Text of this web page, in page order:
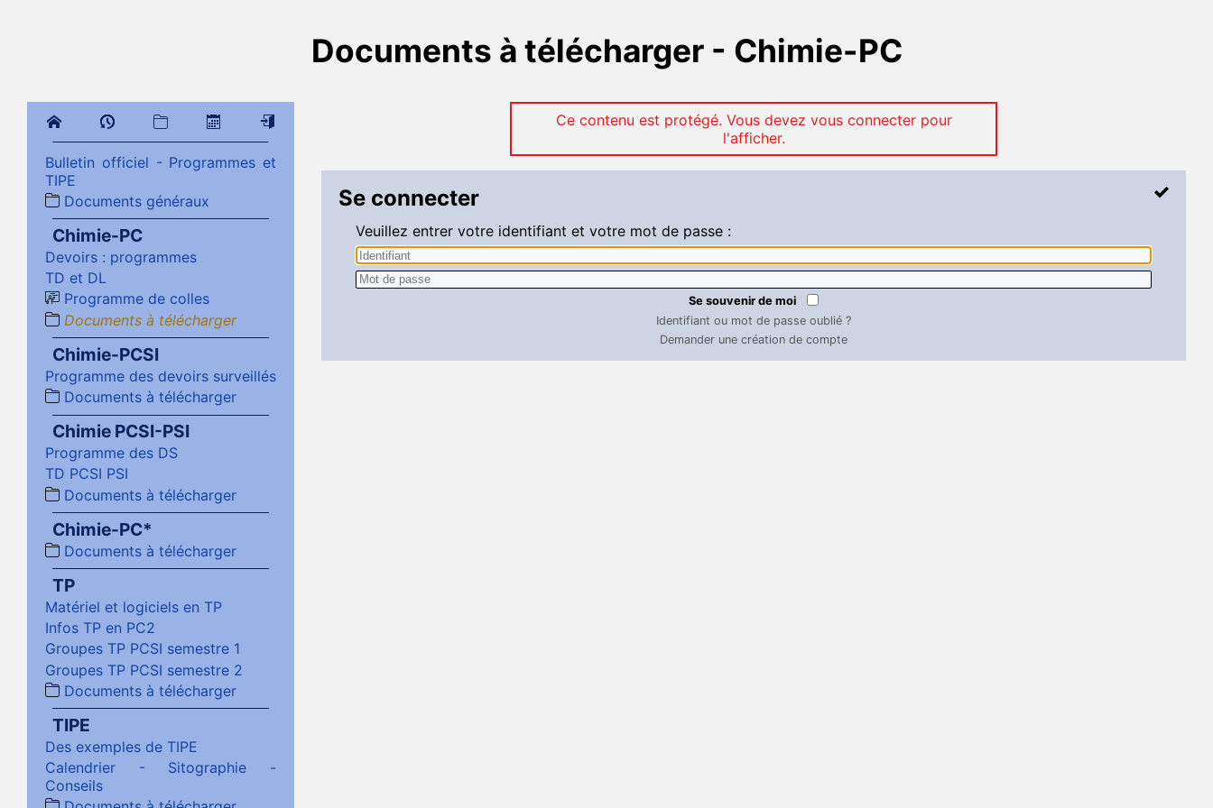
Documents à télécharger - Chimie-PC
Bulletin officiel - Programmes et
TIPE
Documents généraux
Chimie-PC
Devoirs : programmes
TD et DL
Programme de colles
Documents à télécharger
Chimie-PCSI
Programme des devoirs surveillés
Documents à télécharger
Chimie PCSI-PSI
Programme des DS
TD PCSI PSI
Documents à télécharger
Chimie-PC*
Documents à télécharger
TP
Matériel et logiciels en TP
Infos TP en PC2
Groupes TP PCSI semestre 1
Groupes TP PCSI semestre 2
Documents à télécharger
TIPE
Des exemples de TIPE
Calendrier - Sitographie -
Conseils
Ce contenu est protégé. Vous devez vous connecter pour
l'afficher.
Se connecter
Veuillez entrer votre identifiant et votre mot de passe :
Se souvenir de moi
Identifiant ou mot de passe oublié ?
Demander une création de compte